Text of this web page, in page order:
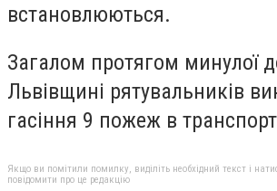
встановлюються.
Загалом протягом минулої
Львівщині рятувальників
гасіння 9 пожеж в
Якщо ви помітили помилку, виділіть необхідний текст і
повідомити про це редакцію